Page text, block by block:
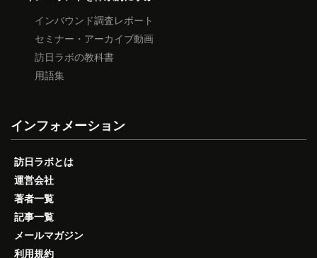
インバウンド調査レポート
セミナー・アーカイブ動画
訪日ラボの教科書
用語集
インフォメーション
訪日ラボとは
運営会社
著者一覧
記事一覧
メールマガジン
利用規約